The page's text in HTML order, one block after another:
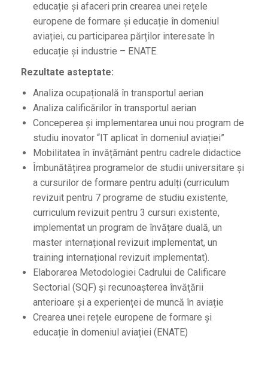
educație și afaceri prin crearea unei rețele
europene de formare și educație în domeniul
aviației, cu participarea părților interesate în
educație și industrie – ENATE.
Rezultate asteptate:
Analiza ocupațională în transportul aerian
Analiza calificărilor în transportul aerian
Conceperea și implementarea unui nou program de
studiu inovator “IT aplicat în domeniul aviației”
Mobilitatea în învățământ pentru cadrele didactice
Îmbunătățirea programelor de studii universitare și
a cursurilor de formare pentru adulți (curriculum
revizuit pentru 7 programe de studiu existente,
curriculum revizuit pentru 3 cursuri existente,
implementat un program de învățare duală, un
master internațional revizuit implementat, un
training internațional revizuit implementat).
Elaborarea Metodologiei Cadrului de Calificare
Sectorial (SQF) și recunoașterea învățării
anterioare și a experienței de muncă în aviație
Crearea unei rețele europene de formare și
educație în domeniul aviației (ENATE)